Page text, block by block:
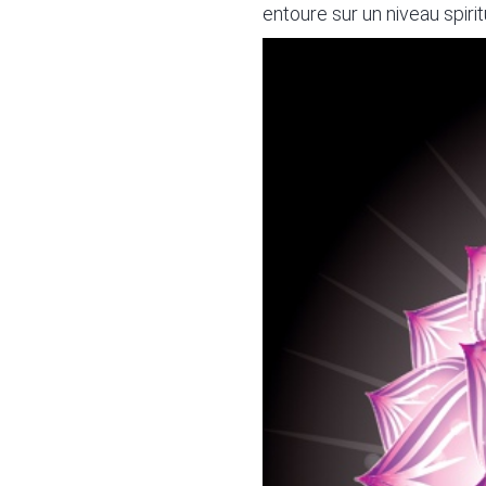
entoure sur un niveau